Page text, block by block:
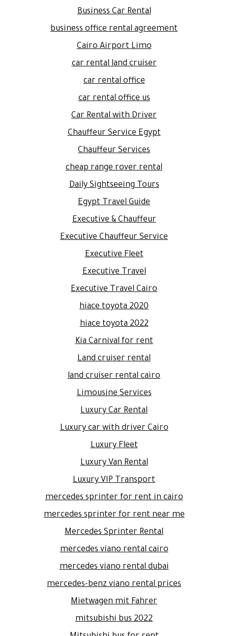
Business Car Rental
business office rental agreement
Cairo Airport Limo
car rental land cruiser
car rental office
car rental office us
Car Rental with Driver
Chauffeur Service Egypt
Chauffeur Services
cheap range rover rental
Daily Sightseeing Tours
Egypt Travel Guide
Executive & Chauffeur
Executive Chauffeur Service
Executive Fleet
Executive Travel
Executive Travel Cairo
hiace toyota 2020
hiace toyota 2022
Kia Carnival for rent
Land cruiser rental
land cruiser rental cairo
Limousine Services
Luxury Car Rental
Luxury car with driver Cairo
Luxury Fleet
Luxury Van Rental
Luxury VIP Transport
mercedes sprinter for rent in cairo
mercedes sprinter for rent near me
Mercedes Sprinter Rental
mercedes viano rental cairo
mercedes viano rental dubai
mercedes-benz viano rental prices
Mietwagen mit Fahrer
mitsubishi bus 2022